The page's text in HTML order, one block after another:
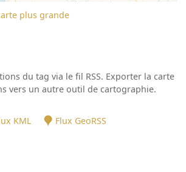
plus grande
du tag via le fil RSS. Exporter la carte
vers un autre outil de cartographie.
KML Flux GeoRSS